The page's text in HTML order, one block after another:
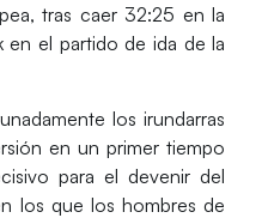
tras caer 32:25 en la
en el partido de ida de la
los irundarras
en un primer tiempo
para el devenir del
los que los hombres de